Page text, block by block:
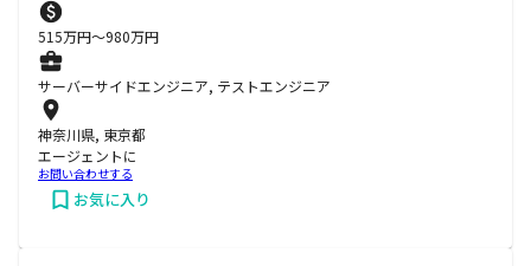
515万円〜980万円
サーバーサイドエンジニア, テストエンジニア
神奈川県, 東京都
エージェントに
お問い合わせする
お気に入り